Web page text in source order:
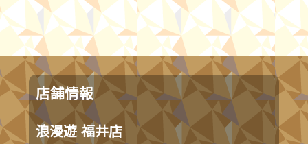
店舗情報
浪漫遊 福井店